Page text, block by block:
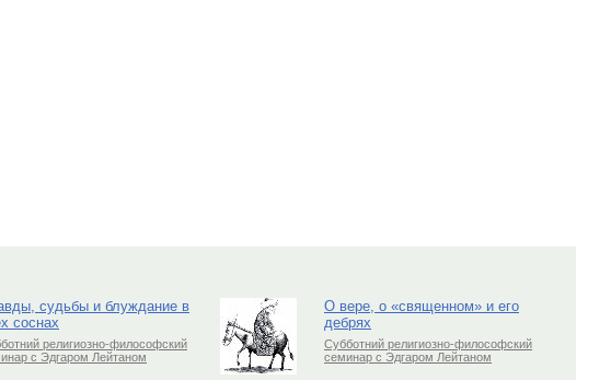
судьбы и блуждание в
соснах
религиозно-философский
с Эдгаром Лейтаном
О вере, о «священном» и его
дебрях
Субботний религиозно-философский
семинар с Эдгаром Лейтаном